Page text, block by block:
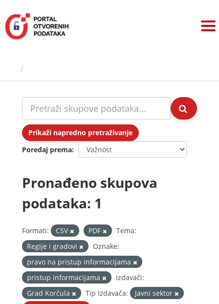
sadržaj
Prikaži napredno pretraživanje
Poredaj prema
Pronađeno skupova
podataka: 1
Formati: CSV PDF
Tema:
Regije i gradovi
Oznake:
pravo na pristup informacijama
pristup informacijama
Izdavači:
Grad Korčula
Tip Izdavača:
Javni sektor